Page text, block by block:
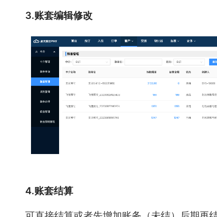
3.账套编辑修改
4.账套结算